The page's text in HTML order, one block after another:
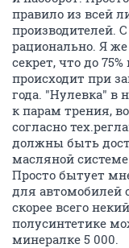
правило из всей
производителей.
рационально. Я
секрет, что до
происходит при
года. "Нулевка" в
к парам трения,
согласно
должны быть
масляной
Просто бытует
для автомобилей
скорее всего
полусинтетике
минералке 5 000.